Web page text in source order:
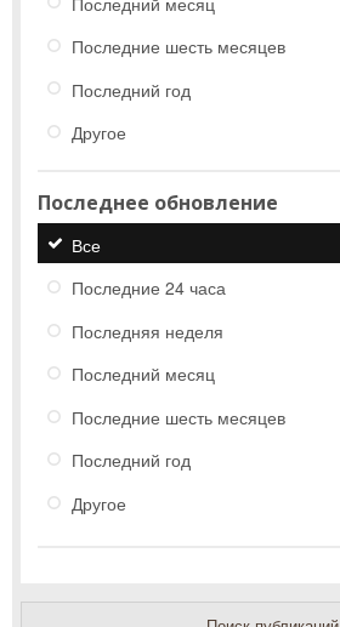
Последние шесть месяцев
Последний год
Другое
Последнее обновление
Все
Последние 24 часа
Последняя неделя
Последний месяц
Последние шесть месяцев
Последний год
Другое